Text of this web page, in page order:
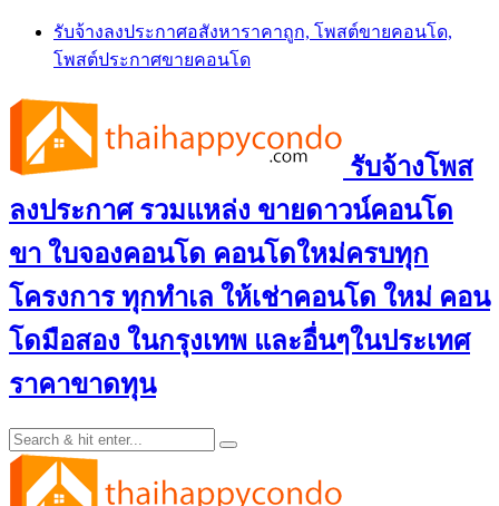
Skip
content
รับจ้างลงประกาศอสังหาราคาถูก, โพสต์ขายคอนโด,
โพสต์ประกาศขายคอนโด
รับจ้างโพส
ลงประกาศ รวมแหล่ง ขายดาวน์คอนโด
ขา ใบจองคอนโด คอนโดใหม่ครบทุก
โครงการ ทุกทำเล ให้เช่าคอนโด ใหม่ คอน
โดมือสอง ในกรุงเทพ และอื่นๆในประเทศ
ราคาขาดทุน